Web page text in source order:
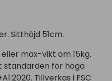
Sitthöjd 51cm.
max-vikt om 15kg.
standarden för höga
Tillverkas i FSC